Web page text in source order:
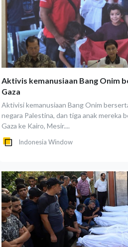
Aktivis kemanusiaan Bang Onim
Gaza
Aktivisi kemanusiaan Bang Onim
negara Palestina, dan tiga anak mereka
Gaza ke Kairo, Mesir....
Indonesia Window